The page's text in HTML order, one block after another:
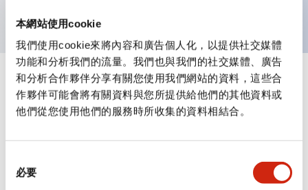
本網站使用cookie
我們使用cookie來將內容和廣告個人化，以提供社交媒體
功能和分析我們的流量。我們也與我們的社交媒體、廣告
和分析合作夥伴分享有關您使用我們網站的資料，這些合
作夥伴可能會將有關資料與您所提供給他們的其他資料或
他們從您使用他們的服務時所收集的資料相結合。
必要
規格 顯示全部
審美規範